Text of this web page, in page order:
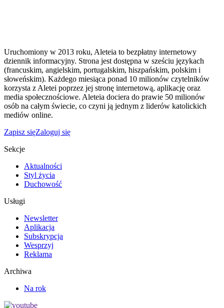
Uruchomiony w 2013 roku, Aleteia to bezpłatny internetowy
dziennik informacyjny. Strona jest dostępna w sześciu językach
(francuskim, angielskim, portugalskim, hiszpańskim, polskim i
słoweńskim). Każdego miesiąca ponad 10 milionów czytelników
korzysta z Aletei poprzez jej stronę internetową, aplikację oraz
media społecznościowe. Aleteia dociera do prawie 50 milionów
osób na całym świecie, co czyni ją jednym z liderów katolickich
mediów online.
Zapisz sięZaloguj się
Sekcje
Aktualności
Styl życia
Duchowość
Usługi
Newsletter
Aplikacja
Subskrypcja
Wesprzyj
Reklama
Archiwa
Na rok